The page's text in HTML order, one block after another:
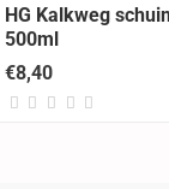
HG Kalkweg
500ml
€8,40